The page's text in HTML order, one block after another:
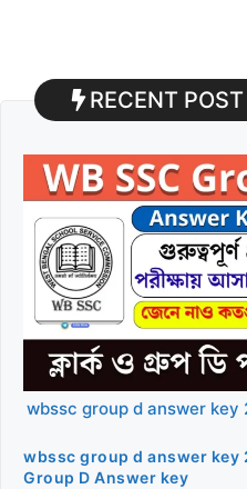
RECENT POST
wbssc group d answer key
wbssc group d answer key
Group D Answer key